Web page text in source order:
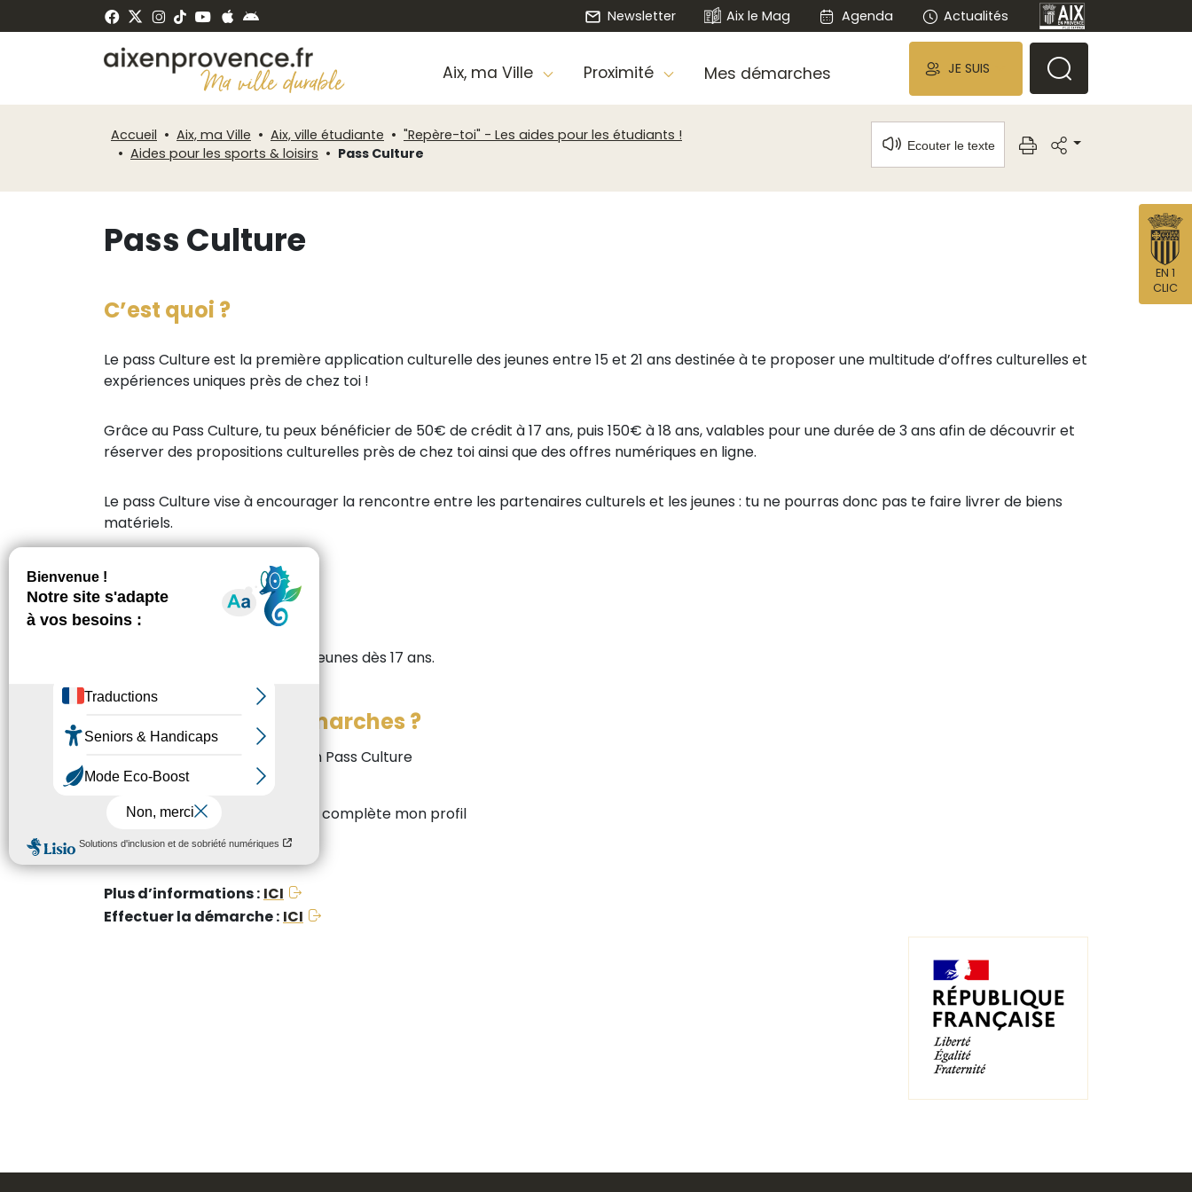
Newsletter Aix le Mag Agenda Actualités
Aix, ma Ville Proximité Mes démarches JE SUIS
Accueil Aix, ma Ville Aix, ville étudiante
"Repère-toi" - Les aides pour les étudiants !
Aides pour les sports & loisirs
Pass Culture Ecouter le texte
Pass Culture
C’est quoi ?
Le pass Culture est la première application culturelle des jeunes entre 15 et 21 ans destinée à te proposer une multitude d’offres culturelles et
expériences uniques près de chez toi !
Grâce au Pass Culture, tu peux bénéficier de 50€ de crédit à 17 ans, puis 150€ à 18 ans, valables pour une durée de 3 ans afin de découvrir et
réserver des propositions culturelles près de chez toi ainsi que des offres numériques en ligne.
Le pass Culture vise à encourager la rencontre entre les partenaires culturels et les jeunes : tu ne pourras donc pas te faire livrer de biens
matériels.
Pour qui ?
Les crédits sont accordés aux jeunes dès 17 ans.
Quelles sont les démarches ?
Je télécharge l’application Pass Culture
Je m’inscris
J’active mon compte et je complète mon profil
Je profite de mon crédit
Plus d’informations : ICI
Effectuer la démarche : ICI
EN 1
CLIC
de
Panneau de gestion des cookies